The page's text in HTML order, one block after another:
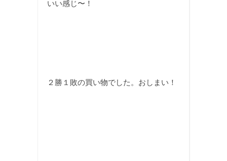
いい感じ〜！
２勝１敗の買い物でした。おしまい！